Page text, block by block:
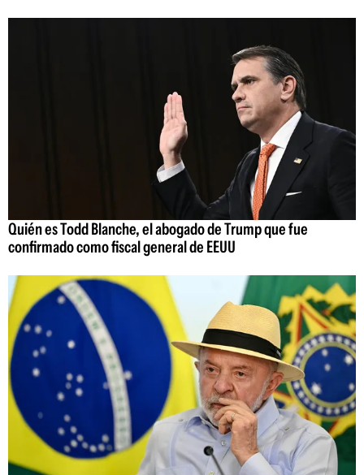
Quién es Todd Blanche, el abogado de Trump que fue
confirmado como fiscal general de EEUU